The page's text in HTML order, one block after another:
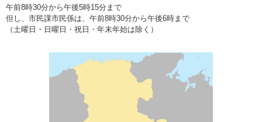
午前8時30分から午後5時15分まで
但し、市民課市民係は、午前8時30分から午後6時まで
（土曜日・日曜日・祝日・年末年始は除く）